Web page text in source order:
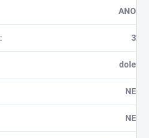
ANO
: 3
dole
NE
NE